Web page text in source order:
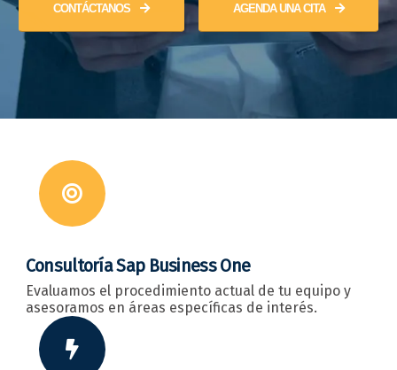
CONTÁCTANOS AGENDA UNA CITA
Consultoría Sap Business One
Evaluamos el procedimiento actual de tu equipo y
asesoramos en áreas específicas de interés.